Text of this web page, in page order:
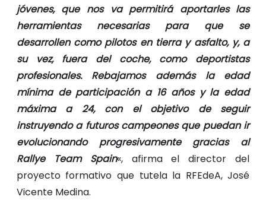
jóvenes, que nos va permitirá aportarles las
herramientas necesarias para que se
desarrollen como pilotos en tierra y asfalto, y, a
su vez, fuera del coche, como deportistas
profesionales. Rebajamos además la edad
mínima de participación a 16 años y la edad
máxima a 24, con el objetivo de seguir
instruyendo a futuros campeones que puedan ir
evolucionando progresivamente gracias al
Rallye Team Spain«, afirma el director del
proyecto formativo que tutela la RFEdeA, José
Vicente Medina.